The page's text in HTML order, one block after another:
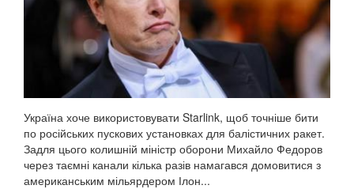
Україна хоче використовувати Starlink, щоб точніше бити
по російських пускових установках для балістичних ракет.
Задля цього колишній міністр оборони Михайло Федоров
через таємні канали кілька разів намагався домовитися з
американським мільярдером Ілон...